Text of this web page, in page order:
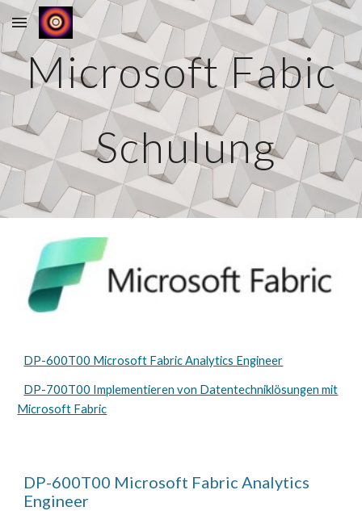
Skip to main content Skip to navigation
Microsoft Fabic
Schulung
DP-600T00 Microsoft Fabric Analytics Engineer
DP-700T00 Implementieren von Datentechniklösungen mit
Microsoft Fabric
DP-600T00 Microsoft Fabric Analytics
Engineer